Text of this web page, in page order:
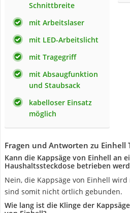
Schnittbreite
mit Arbeitslaser
mit LED-Arbeitslicht
mit Tragegriff
mit Absaugfunktion
und Staubsack
kabelloser Einsatz
möglich
Fragen und Antworten zu Einhell
Kann die Kappsäge von Einhell an
Haushaltssteckdose betrieben
Nein, die Kappsäge von Einhell
sind somit nicht örtlich gebunden.
Wie lang ist die Klinge der